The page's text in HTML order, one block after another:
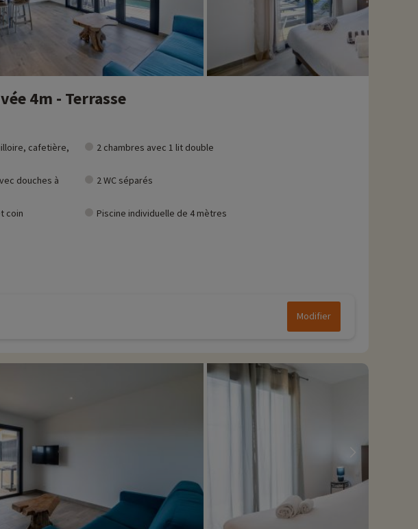
4m - Terrasse
cafetière,
2 chambres avec 1 lit double
douches à
2 WC séparés
coin
Piscine individuelle de 4 mètres
Modifier